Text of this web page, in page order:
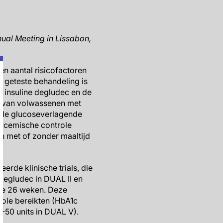
Meeting in Lissabon,
aantal risicofactoren
geteste behandeling is
insuline degludec en de
volwassenen met
glucoseverlagende
controle
met of zonder maaltijd
klinische trials, die
in DUAL II en
26 weken. Deze
bereikten (HbA1c
50 units in DUAL V).